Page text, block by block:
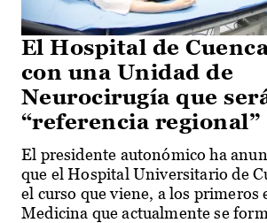
El Hospital de
con una Unidad de
Neurocirugía que
“referencia regional”
El presidente autonómico ha
que el Hospital Universitario de
el curso que viene, a los primeros
Medicina que actualmente se